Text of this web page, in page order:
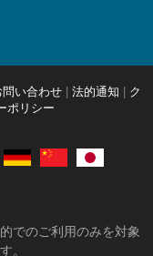
問い合わせ 法的通知
ク
ポリシー
でのご利用のみを対象
。